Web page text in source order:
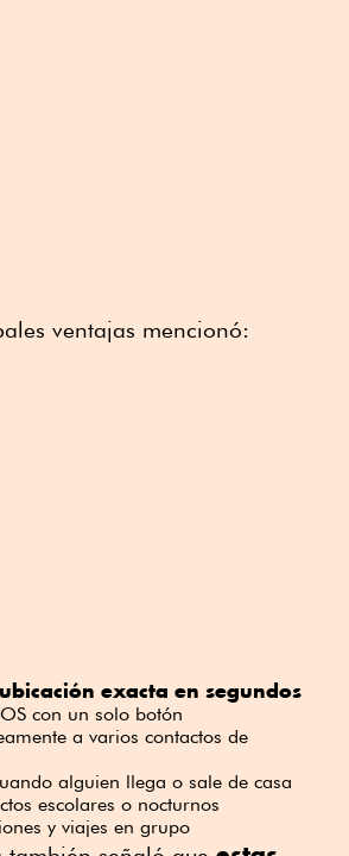
ventajas mencionó:
exacta en segundos
con un solo botón
a varios contactos de
alguien llega o sale de casa
escolares o nocturnos
y viajes en grupo